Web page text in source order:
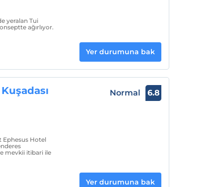
yeralan Tui
ağırlıyor.
Yer durumuna bak
Hotel
mevkii itibari ile
Normal 6.8
Yer durumuna bak